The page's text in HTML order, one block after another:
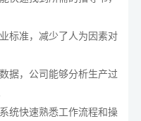
标准，减少了人为因素对
据，公司能够分析生产过
统快速熟悉工作流程和操